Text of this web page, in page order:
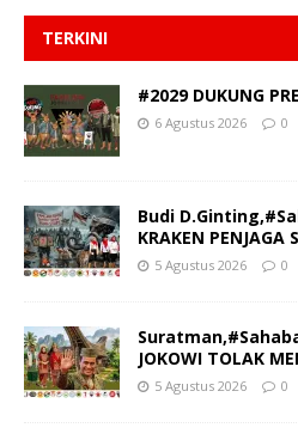
TERKINI
#2029 DUKUNG
6 Agustus 2026 0
Budi
KRAKEN PENJAGA
5 Agustus 2026 0
JOKOWI TOLAK
5 Agustus 2026 0